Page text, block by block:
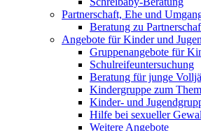
Partnerschaft, Ehe und
Beratung zu
Angebote für Kinder und
Gruppenangebote für
Schulreifeuntersuchung
Beratung für junge
Kindergruppe zum
Kinder- und
Hilfe bei sexueller
Weitere Angebote